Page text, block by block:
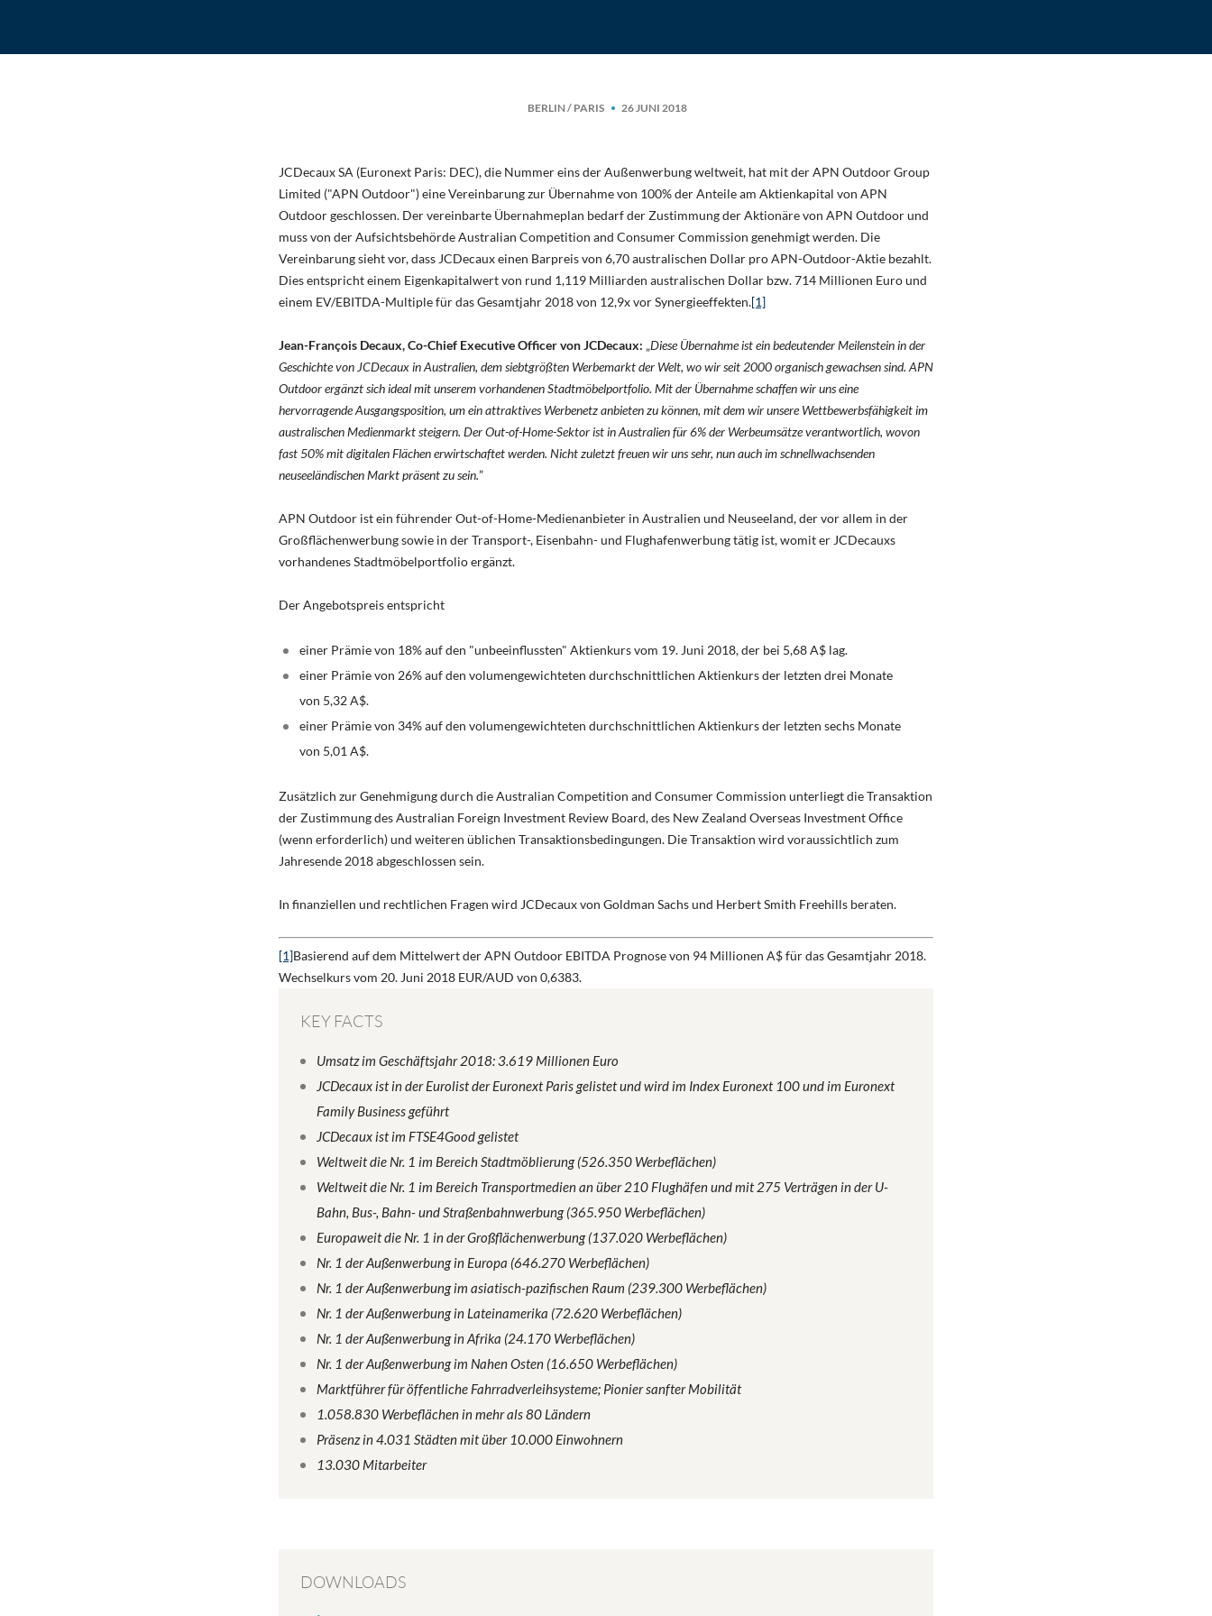
BERLIN / PARIS 26 JUNI 2018
JCDecaux SA (Euronext Paris: DEC), die Nummer eins der Außenwerbung weltweit, hat mit der APN Outdoor Group
Limited ("APN Outdoor") eine Vereinbarung zur Übernahme von 100% der Anteile am Aktienkapital von APN
Outdoor geschlossen. Der vereinbarte Übernahmeplan bedarf der Zustimmung der Aktionäre von APN Outdoor und
muss von der Aufsichtsbehörde Australian Competition and Consumer Commission genehmigt werden. Die
Vereinbarung sieht vor, dass JCDecaux einen Barpreis von 6,70 australischen Dollar pro APN-Outdoor-Aktie bezahlt.
Dies entspricht einem Eigenkapitalwert von rund 1,119 Milliarden australischen Dollar bzw. 714 Millionen Euro und
einem EV/EBITDA-Multiple für das Gesamtjahr 2018 von 12,9x vor Synergieeffekten.[1]
Jean-François Decaux, Co-Chief Executive Officer von JCDecaux: „Diese Übernahme ist ein bedeutender Meilenstein in der
Geschichte von JCDecaux in Australien, dem siebtgrößten Werbemarkt der Welt, wo wir seit 2000 organisch gewachsen sind. APN
Outdoor ergänzt sich ideal mit unserem vorhandenen Stadtmöbelportfolio. Mit der Übernahme schaffen wir uns eine
hervorragende Ausgangsposition, um ein attraktives Werbenetz anbieten zu können, mit dem wir unsere Wettbewerbsfähigkeit im
australischen Medienmarkt steigern. Der Out-of-Home-Sektor ist in Australien für 6% der Werbeumsätze verantwortlich, wovon
fast 50% mit digitalen Flächen erwirtschaftet werden. Nicht zuletzt freuen wir uns sehr, nun auch im schnellwachsenden
neuseeländischen Markt präsent zu sein.”
APN Outdoor ist ein führender Out-of-Home-Medienanbieter in Australien und Neuseeland, der vor allem in der
Großflächenwerbung sowie in der Transport-, Eisenbahn- und Flughafenwerbung tätig ist, womit er JCDecauxs
vorhandenes Stadtmöbelportfolio ergänzt.
Der Angebotspreis entspricht
einer Prämie von 18% auf den "unbeeinflussten" Aktienkurs vom 19. Juni 2018, der bei 5,68 A$ lag.
einer Prämie von 26% auf den volumengewichteten durchschnittlichen Aktienkurs der letzten drei Monate
von 5,32 A$.
einer Prämie von 34% auf den volumengewichteten durchschnittlichen Aktienkurs der letzten sechs Monate
von 5,01 A$.
Zusätzlich zur Genehmigung durch die Australian Competition and Consumer Commission unterliegt die Transaktion
der Zustimmung des Australian Foreign Investment Review Board, des New Zealand Overseas Investment Office
(wenn erforderlich) und weiteren üblichen Transaktionsbedingungen. Die Transaktion wird voraussichtlich zum
Jahresende 2018 abgeschlossen sein.
In finanziellen und rechtlichen Fragen wird JCDecaux von Goldman Sachs und Herbert Smith Freehills beraten.
[1]Basierend auf dem Mittelwert der APN Outdoor EBITDA Prognose von 94 Millionen A$ für das Gesamtjahr 2018.
Wechselkurs vom 20. Juni 2018 EUR/AUD von 0,6383.
KEY FACTS
Umsatz im Geschäftsjahr 2018: 3.619 Millionen Euro
JCDecaux ist in der Eurolist der Euronext Paris gelistet und wird im Index Euronext 100 und im Euronext
Family Business geführt
JCDecaux ist im FTSE4Good gelistet
Weltweit die Nr. 1 im Bereich Stadtmöblierung (526.350 Werbeflächen)
Weltweit die Nr. 1 im Bereich Transportmedien an über 210 Flughäfen und mit 275 Verträgen in der U-
Bahn, Bus-, Bahn- und Straßenbahnwerbung (365.950 Werbeflächen)
Europaweit die Nr. 1 in der Großflächenwerbung (137.020 Werbeflächen)
Nr. 1 der Außenwerbung in Europa (646.270 Werbeflächen)
Nr. 1 der Außenwerbung im asiatisch-pazifischen Raum (239.300 Werbeflächen)
Nr. 1 der Außenwerbung in Lateinamerika (72.620 Werbeflächen)
Nr. 1 der Außenwerbung in Afrika (24.170 Werbeflächen)
Nr. 1 der Außenwerbung im Nahen Osten (16.650 Werbeflächen)
Marktführer für öffentliche Fahrradverleihsysteme; Pionier sanfter Mobilität
1.058.830 Werbeflächen in mehr als 80 Ländern
Präsenz in 4.031 Städten mit über 10.000 Einwohnern
13.030 Mitarbeiter
DOWNLOADS